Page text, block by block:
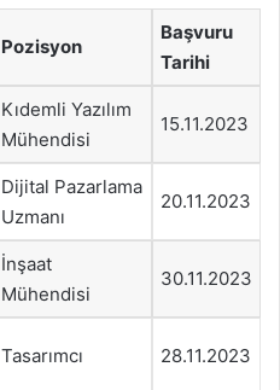
Pozisyon
Başvuru
Tarihi
Kıdemli Yazılım
Mühendisi
15.11.2023
Dijital Pazarlama
Uzmanı
20.11.2023
İnşaat
Mühendisi
30.11.2023
Tasarımcı 28.11.2023